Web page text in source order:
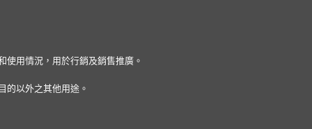
用情況，用於行銷及銷售推廣。
的以外之其他用途。